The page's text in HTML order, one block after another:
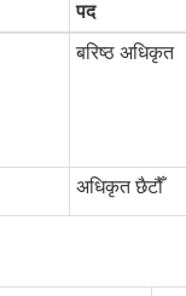
पद
बरिष्ठ अधिकृत
अधिकृत छैटौँ